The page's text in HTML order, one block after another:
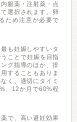
服薬・注射薬・点
選択されます。卵
ため注意が必要で
も妊娠しやすいタ
ことで妊娠を目指
グ指導のほか、排
することもありま
く、適切にタイミ
、12か月で60%程
で、高い避妊効果